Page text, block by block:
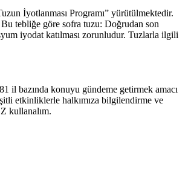
İyotlanması Programı” yürütülmektedir.
tebliğe göre sofra tuzu: Doğrudan son
iyodat katılması zorunludur. Tuzlarla ilgili
il bazında konuyu gündeme getirmek amacı
etkinliklerle halkımıza bilgilendirme ve
kullanalım.